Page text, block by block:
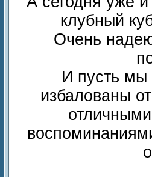
клубный
Очень
И пусть мы
избалованы